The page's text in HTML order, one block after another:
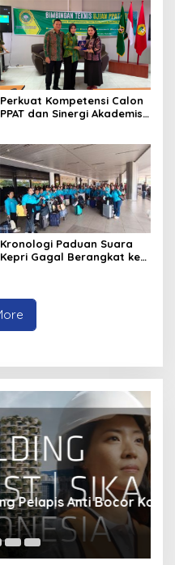
Perkuat Kompetensi Calon
PPAT dan Sinergi Akademis,
Kronologi Paduan Suara
Kepri Gagal Berangkat ke
Anti Bocor Kolam Air